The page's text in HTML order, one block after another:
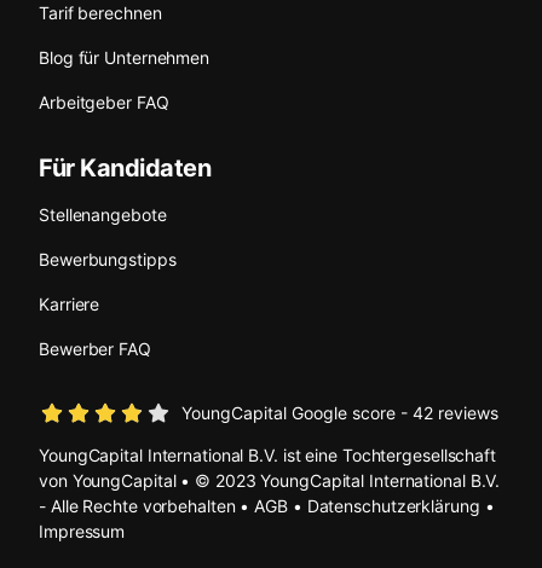
Tarif berechnen
Blog für Unternehmen
Arbeitgeber FAQ
Für Kandidaten
Stellenangebote
Bewerbungstipps
Karriere
Bewerber FAQ
YoungCapital Google score - 42 reviews
YoungCapital International B.V. ist eine Tochtergesellschaft
von YoungCapital • © 2023 YoungCapital International B.V.
- Alle Rechte vorbehalten •AGB• Datenschutzerklärung •
Impressum